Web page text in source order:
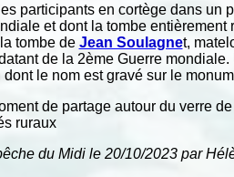
participants en cortège dans un
et dont la tombe
tombe de Jean Soulagnet,
de la 2ème Guerre
le nom est gravé sur le
de partage autour du verre
ruraux
du Midi le 20/10/2023par